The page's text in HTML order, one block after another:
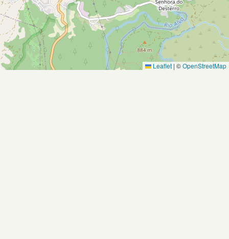
Leaflet | ©OpenStreetMap